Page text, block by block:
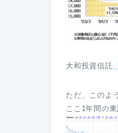
大和投資信託
ただ、このよ
ここ1年間の